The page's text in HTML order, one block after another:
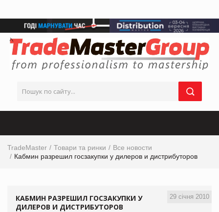
TradeMaster Товари та ринки
Все новости
Кабмин разрешил госзакупки у дилеров и дистрибуторов
29 січня 2010
КАБМИН РАЗРЕШИЛ ГОСЗАКУПКИ У
ДИЛЕРОВ И ДИСТРИБУТОРОВ